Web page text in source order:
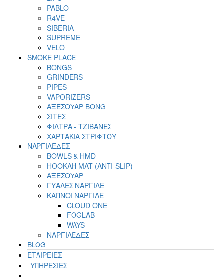
PABLO
R4VE
SIBERIA
SUPREME
VELO
SMOKE PLACE
BONGS
GRINDERS
PIPES
VAPORIZERS
ΑΞΕΣΟΥΑΡ BONG
ΣΙΤΕΣ
ΦΙΛΤΡΑ - ΤΖΙΒΑΝΕΣ
ΧΑΡΤΑΚΙΑ ΣΤΡΙΦΤΟΥ
ΝΑΡΓΙΛΕΔΕΣ
BOWLS & HMD
HOOKAH MAT (ANTI-SLIP)
ΑΞΕΣΟΥΑΡ
ΓΥΑΛΕΣ ΝΑΡΓΙΛΕ
ΚΑΠΝΟΙ ΝΑΡΓΙΛΕ
CLOUD ONE
FOGLAB
WAYS
ΝΑΡΓΙΛΕΔΕΣ
BLOG
ΕΤΑΙΡΕΙΕΣ
ΥΠΗΡΕΣΙΕΣ